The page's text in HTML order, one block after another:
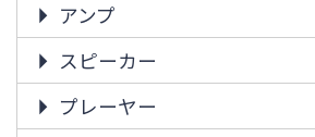
アンプ
スピーカー
プレーヤー